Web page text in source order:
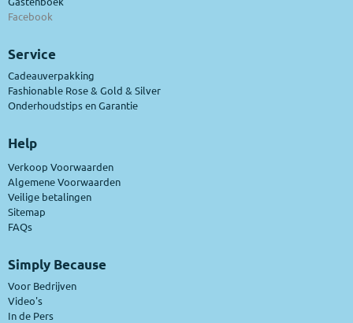
Facebook
Service
Cadeauverpakking
Fashionable Rose & Gold & Silver
Onderhoudstips en Garantie
Help
Verkoop Voorwaarden
Algemene Voorwaarden
Veilige betalingen
Sitemap
FAQs
Simply Because
Voor Bedrijven
Video's
In de Pers